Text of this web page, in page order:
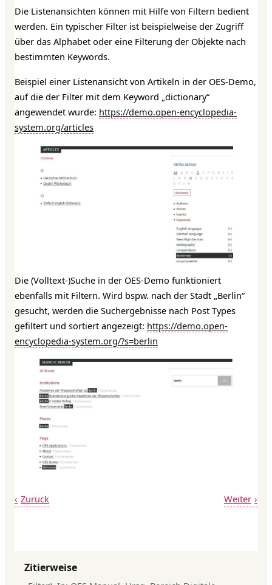
Die Listenansichten können mit Hilfe von Filtern bedient
werden. Ein typischer Filter ist beispielweise der Zugriff
über das Alphabet oder eine Filterung der Objekte nach
bestimmten Keywords.
Beispiel einer Listenansicht von Artikeln in der OES-Demo,
auf die der Filter mit dem Keyword „dictionary“
angewendet wurde: https://demo.open-encyclopedia-
system.org/articles
Die (Volltext-)Suche in der OES-Demo funktioniert
ebenfalls mit Filtern. Wird bspw. nach der Stadt „Berlin“
gesucht, werden die Suchergebnisse nach Post Types
gefiltert und sortiert angezeigt: https://demo.open-
encyclopedia-system.org/?s=berlin
Zurück Weiter
Zitierweise